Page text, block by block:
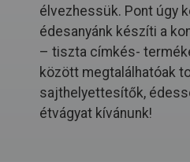
élvezhessük. Pont úgy
édesanyánk készíti a
– tiszta címkés-
között megtalálhatóak
sajthelyettesítők,
étvágyat kívánunk!